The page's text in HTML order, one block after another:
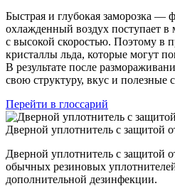
Быстрая и глубокая заморозка —
охлажденный воздух поступает в
с высокой скоростью. Поэтому в
кристаллы льда, которые могут
В результате после
свою структуру, вкус и полезные
Перейти в глоссарий
Дверной уплотнитель с защитой
Дверной уплотнитель с защитой
обычных резиновых
дополнительной дезинфекции.